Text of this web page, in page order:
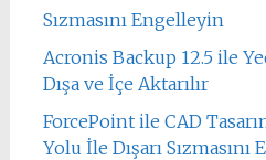
Sızmasını Engelleyin
Acronis Backup 12.5 ile
Dışa ve İçe Aktarılır
ForcePoint ile CAD
Yolu İle Dışarı